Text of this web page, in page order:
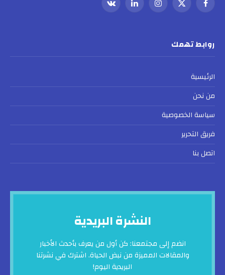
فيسبوك
X
الانستغراملينكدإنVKontakte
روابط تهمك
الرئيسية
من نحن
سياسة الخصوصية
فريق التحرير
اتصل بنا
النشرة البريدية
انضم إلى مجتمعنا: كن أول من يعرف بأحدث الأخبار
والمقالات المميزة من نبض الحياة. اشترك في نشرتنا
البريدية اليوم!